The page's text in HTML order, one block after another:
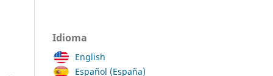
Idioma
English
Español (España)